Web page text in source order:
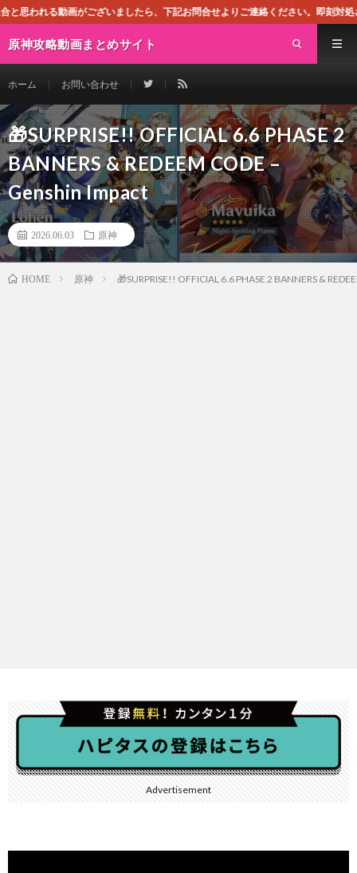
ましたら、下記お問合せよりご連絡ください。即刻対処させて頂きます。
原神攻略動画まとめサイト
ホーム お問い合わせ
🎁SURPRISE!! OFFICIAL 6.6 PHASE 2
BANNERS & REDEEM CODE –
Genshin Impact
2026.06.03 原神
HOME 原神 🎁SURPRISE!! OFFICIAL 6.6 PHASE 2 BANNERS &
Advertisement